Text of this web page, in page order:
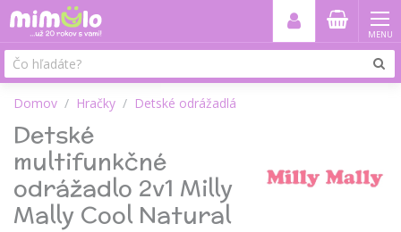
MENU
Domov Hračky Detské odrážadlá
Detské
multifunkčné
odrážadlo 2v1 Milly
Mally Cool Natural